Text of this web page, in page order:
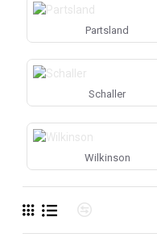
Partsland
Schaller
Wilkinson